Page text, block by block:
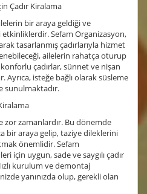
Çadır Kiralama
bir araya geldiği ve
Sefam Organizasyon,
tasarlanmış çadırlarıyla hizmet
ailelerin rahatça oturup
çadırlar, sünnet ve nişan
isteğe bağlı olarak süsleme
sunulmaktadır.
zor zamanlardır. Bu dönemde
bir araya gelip, taziye dileklerini
önemlidir. Sefam
için uygun, sade ve saygılı çadır
kurulum ve demontaj
yanınızda olup, gerekli olan